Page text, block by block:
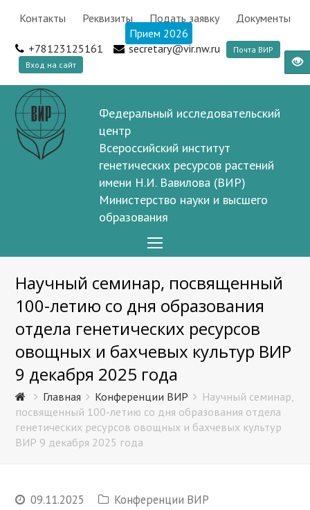
Контакты Реквизиты Подать заявку
Документы
Прием 2026
+78123125161
secretary@vir.nw.ru
Почта ВИР
Вход на сайт
Федеральный исследовательский
центр
Всероссийский институт
генетических ресурсов растений
имени Н.И. Вавилова (ВИР)
Министерство науки и высшего
образования
Menu
Научный семинар, посвященный
100-летию со дня образования
отдела генетических ресурсов
овощных и бахчевых культур ВИР
9 декабря 2025 года
Главная Конференции ВИР
Научный семинар,
посвященный 100-летию со дня образования отдела
генетических ресурсов овощных и бахчевых культур
ВИР 9 декабря 2025 года
09.11.2025 Конференции ВИР